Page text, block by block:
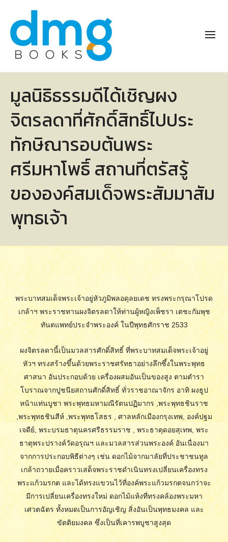
มูลนิธิธรรมดีได้เชิญผง
จิตรลดาที่ศักดิ์สิทธิ์ไปประ
ทักษิณารอบต้นพระ
ศรีมหาโพธิ์ สถานที่ตรัสรู้
ขององค์สมเด็จพระสัมมาสัม
พุทธเจ้า
พระบาทสมเด็จพระเจ้าอยู่หัวภูมิพลอดุลยเดช ทรงพระกรุณาโปรด
เกล้าฯ พระราชทานผงจิตรลดาให้ท่านผู้หญิงเพ็ชรา เตชะกัมพุช
ทันตแพทย์ประจำพระองค์ ในปีพุทธศักราช 2533
ผงจิตรลดานี้เป็นมวลสารศักดิ์สิทธิ์ ที่พระบาทสมเด็จพระเจ้าอยู่
หัวฯ ทรงสร้างขึ้นด้วยพระราชศรัทธาอย่างลึกซึ้งในพระพุทธ
ศาสนา อันประกอบด้วย เครื่องผสมอันเป็นของสูง ตามตำรา
โบราณจากปูชนียสถานศักดิ์สิทธิ์ ทั่วราชอาณาจักร อาทิ ผงธูป
หน้าแท่นบูชา พระพุทธมหามณีรัตนปฏิมากร ,พระพุทธชินราช
,พระพุทธชินสีห์ ,พระพุทธโสธร , ศาลหลักเมืองกรุงเทพ, องค์ปฐม
เจดีย์, พระบรมธาตุนครศรีธรรมราช , พระธาตุดอยสุเทพ, พระ
ธาตุพระปรางค์วัดอรุณฯ และมวลสารส่วนพระองค์ อันเนื่องมา
จากการประกอบพิธีต่างๆ เช่น ดอกไม้จากมาลัยที่ประชาชนทูล
เกล้าถวายเมื่อคราวเสด็จพระราชดำเนินทรงเปลี่ยนเครื่องทรง
พระแก้วมรกต และได้ทรงแขวนไว้ที่องค์พระแก้วมรกตจนกว่าจะ
มีการเปลี่ยนเครื่องทรงใหม่ ดอกไม้แห้งที่ทรงคล้องพระมหา
เศวตฉัตร ทั้งหมดเป็นการอัญเชิญ สิ่งอันเป็นพุทธมงคล และ
ขัตติยมงคล ซึ่งเป็นที่เคารพบูชาสูงสุด